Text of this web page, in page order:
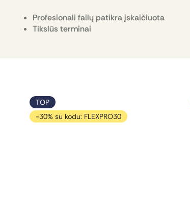
Profesionali failų patikra įskaičiuota
Tikslūs terminai
TOP
-30% su kodu: FLEXPRO30